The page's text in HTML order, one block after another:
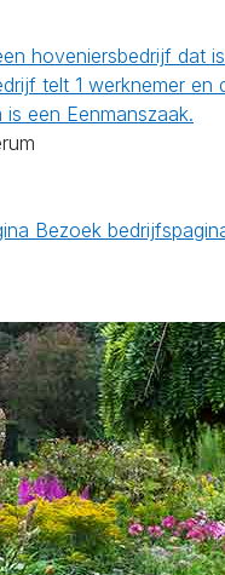
hoveniersbedrijf dat
telt 1 werknemer en
een Eenmanszaak.
Bezoek